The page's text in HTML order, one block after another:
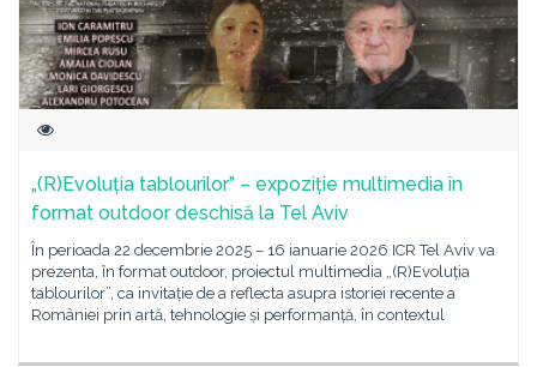
„(R)Evoluția tablourilor” – expoziție multimedia în
format outdoor deschisă la Tel Aviv
În perioada 22 decembrie 2025 – 16 ianuarie 2026 ICR Tel Aviv va
prezenta, în format outdoor, proiectul multimedia „(R)Evoluția
tablourilor”, ca invitație de a reflecta asupra istoriei recente a
României prin artă, tehnologie și performanță, în contextul